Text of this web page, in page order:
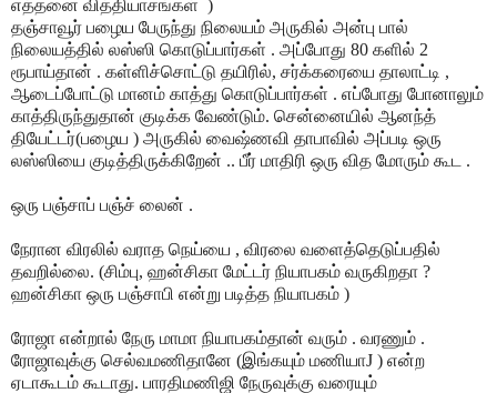
எத்தனை வித்தியாசங்கள் )
தஞ்சாவூர் பழைய பேருந்து நிலையம் அருகில் அன்பு பால்
நிலையத்தில் லஸ்ஸி கொடுப்பார்கள் . அப்போது 80 களில் 2
ரூபாய்தான் . கள்ளிச்சொட்டு தயிரில், சர்க்கரையை தாலாட்டி ,
ஆடைப்போட்டு மானம் காத்து கொடுப்பார்கள் . எப்போது போனாலும்
காத்திருந்துதான் குடிக்க வேண்டும். சென்னையில் ஆனந்த்
தியேட்டர்(பழைய ) அருகில் வைஷ்ணவி தாபாவில் அப்படி ஒரு
லஸ்ஸியை குடித்திருக்கிறேன் .. பீர் மாதிரி ஒரு வித மோரும் கூட .
ஒரு பஞ்சாப் பஞ்ச் லைன் .
நேரான விரலில் வராத நெய்யை , விரலை வளைத்தெடுப்பதில்
தவறில்லை. (சிம்பு, ஹன்சிகா மேட்டர் நியாபகம் வருகிறதா ?
ஹன்சிகா ஒரு பஞ்சாபி என்று படித்த நியாபகம் )
ரோஜா என்றால் நேரு மாமா நியாபகம்தான் வரும் . வரணும் .
ரோஜாவுக்கு செல்வமணிதானே (இங்கயும் மணியாJ ) என்ற
ஏடாகூடம் கூடாது. பாரதிமணிஜி நேருவுக்கு வரையும்